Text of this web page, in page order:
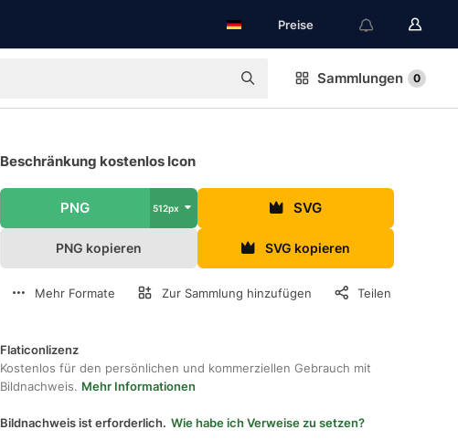
Preise
Sammlungen 0
Beschränkung kostenlos Icon
PNG 512px SVG
PNG kopieren SVG kopieren
Mehr Formate Zur Sammlung hinzufügen Teilen
Flaticonlizenz
Kostenlos für den persönlichen und kommerziellen Gebrauch mit
Bildnachweis. Mehr Informationen
Bildnachweis ist erforderlich. Wie habe ich Verweise zu setzen?